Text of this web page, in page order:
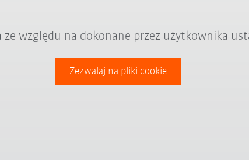
ze względu na dokonane przez użytkownika
Zezwalaj na pliki cookie